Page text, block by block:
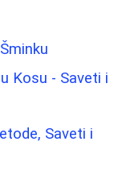
Kosu - Saveti i
Saveti i